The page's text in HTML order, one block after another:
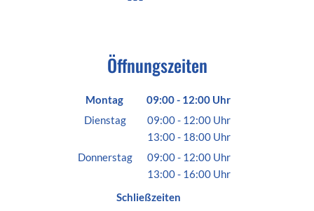
Öffnungszeiten
Montag 09:00- 12:00 Uhr
Von 09:00 bis 12:00 Uhr
Dienstag 09:00- 12:00Uhr
Von 09:00 bis 12:00 Uhr
13:00- 18:00Uhr
Von 13:00 bis 18:00 Uhr
Donnerstag 09:00- 12:00Uhr
Von 09:00 bis 12:00 Uhr
13:00- 16:00Uhr
Schließzeiten